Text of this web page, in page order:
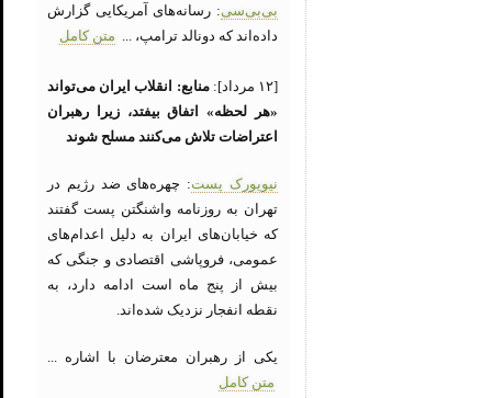
بی‌بی‌سی: رسانه‌های آمریکایی گزارش
داده‌اند که دونالد ترامپ، ... متن کامل
[۱۲ مرداد]:
منابع: انقلاب ایران می‌تواند
«هر لحظه» اتفاق بیفتد، زیرا رهبران
اعتراضات تلاش می‌کنند مسلح شوند
نیویورک پست: چهره‌های ضد رژیم در
تهران به روزنامه واشنگتن پست گفتند
که خیابان‌های ایران به دلیل اعدام‌های
عمومی، فروپاشی اقتصادی و جنگی که
بیش از پنج ماه است ادامه دارد، به
نقطه انفجار نزدیک شده‌اند.
یکی از رهبران معترضان با اشاره ...
متن کامل